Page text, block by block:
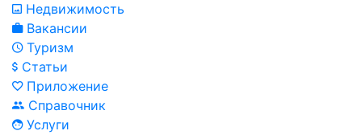
Недвижимость
Вакансии
Туризм
Статьи
Приложение
Справочник
Услуги